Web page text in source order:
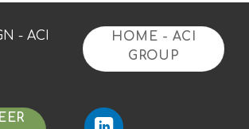
- ACI
HOME - ACI
GROUP